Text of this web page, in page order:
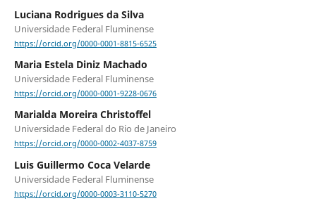
Luciana Rodrigues da Silva
Universidade Federal Fluminense
https://orcid.org/0000-0001-8815-6525
Maria Estela Diniz Machado
Universidade Federal Fluminense
https://orcid.org/0000-0001-9228-0676
Marialda Moreira Christoffel
Universidade Federal do Rio de Janeiro
https://orcid.org/0000-0002-4037-8759
Luis Guillermo Coca Velarde
Universidade Federal Fluminense
https://orcid.org/0000-0003-3110-5270